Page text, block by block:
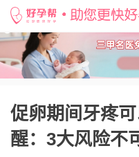
好孕帮 > 备孕知识 > 促卵期间牙疼
促卵期间牙疼
醒：3大风险不